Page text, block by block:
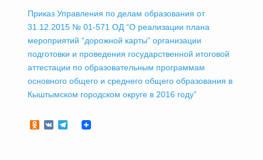
Приказ Управления по делам образования от
31.12.2015 № 01-571 ОД “О реализации плана
мероприятий “дорожной карты” организации
подготовки и проведения государственной итоговой
аттестации по образовательным программам
основного общего и среднего общего образования в
Кыштымском городском округе в 2016 году”
Odnoklassniki
VKTelegram